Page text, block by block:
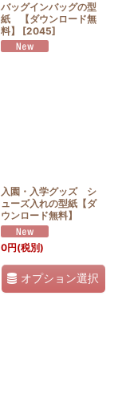
バッグインバッグの型
紙 【ダウンロード無
料】
[2045]
入園・入学グッズ シ
ューズ入れの型紙【ダ
ウンロード無料】
0円(税別)
オプション選択